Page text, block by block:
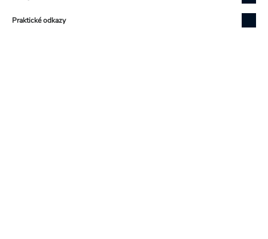
Praktické odkazy